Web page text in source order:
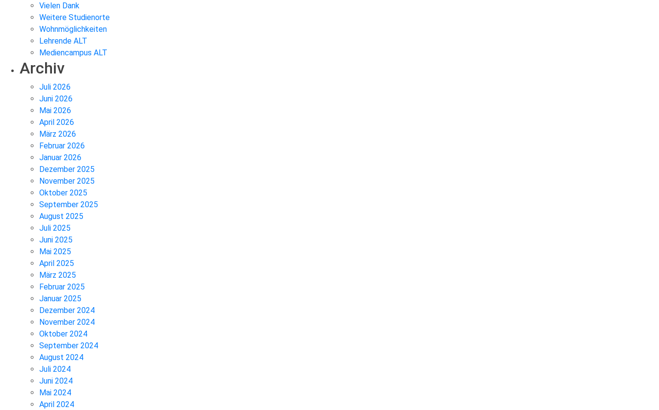
Vielen Dank
Weitere Studienorte
Wohnmöglichkeiten
Lehrende ALT
Mediencampus ALT
Archiv
Juli 2026
Juni 2026
Mai 2026
April 2026
März 2026
Februar 2026
Januar 2026
Dezember 2025
November 2025
Oktober 2025
September 2025
August 2025
Juli 2025
Juni 2025
Mai 2025
April 2025
März 2025
Februar 2025
Januar 2025
Dezember 2024
November 2024
Oktober 2024
September 2024
August 2024
Juli 2024
Juni 2024
Mai 2024
April 2024